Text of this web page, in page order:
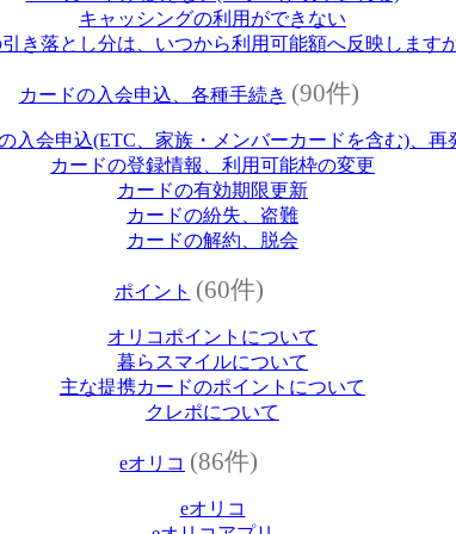
キャッシングの利用ができない
引き落とし分は、いつから利用可能額へ反映します
カードの入会申込、各種手続き (90件)
入会申込(ETC、家族・メンバーカードを含む)、再
カードの登録情報、利用可能枠の変更
カードの有効期限更新
カードの紛失、盗難
カードの解約、脱会
ポイント (60件)
オリコポイントについて
暮らスマイルについて
主な提携カードのポイントについて
クレポについて
eオリコ (86件)
eオリコ